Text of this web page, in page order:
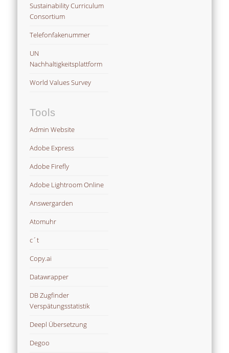
Sustainability Curriculum
Consortium
Telefonfakenummer
UN
Nachhaltigkeitsplattform
World Values Survey
Tools
Admin Website
Adobe Express
Adobe Firefly
Adobe Lightroom Online
Answergarden
Atomuhr
c´t
Copy.ai
Datawrapper
DB Zugfinder
Verspätungsstatistik
Deepl Übersetzung
Degoo